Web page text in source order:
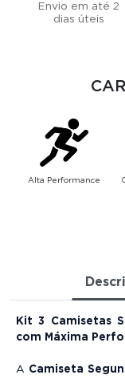
Envio em até 2
dias úteis
Alta Performance
Kit 3 Camisetas
com Máxima
A Camiseta